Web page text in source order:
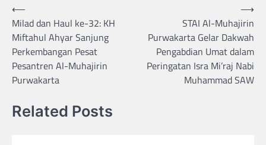
Navigasi
pos
⟵
Milad dan Haul ke-32: KH
Miftahul Ahyar Sanjung
Perkembangan Pesat
Pesantren Al-Muhajirin
Purwakarta
STAI Al-Muhajirin
Purwakarta Gelar Dakwah
Pengabdian Umat dalam
Peringatan Isra Mi’raj Nabi
Muhammad SAW
⟶
Related Posts